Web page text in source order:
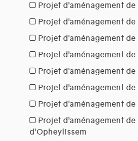
Projet d'aménagement
Projet d'aménagement
Projet d'aménagement
Projet d'aménagement
Projet d'aménagement
Projet d'aménagement
Projet d'aménagement
Projet d'aménagement
d'Opheylissem